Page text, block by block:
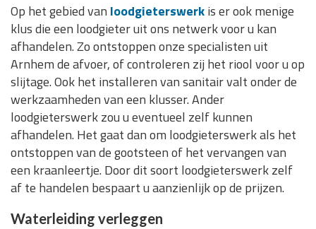
Op het gebied van loodgieterswerkis er ook menige
klus die een loodgieter uit ons netwerk voor u kan
afhandelen. Zo ontstoppen onze specialisten uit
Arnhem de afvoer, of controleren zij het riool voor u op
slijtage. Ook het installeren van sanitair valt onder de
werkzaamheden van een klusser. Ander
loodgieterswerk zou u eventueel zelf kunnen
afhandelen. Het gaat dan om loodgieterswerk als het
ontstoppen van de gootsteen of het vervangen van
een kraanleertje. Door dit soort loodgieterswerk zelf
af te handelen bespaart u aanzienlijk op de prijzen.
Waterleiding verleggen